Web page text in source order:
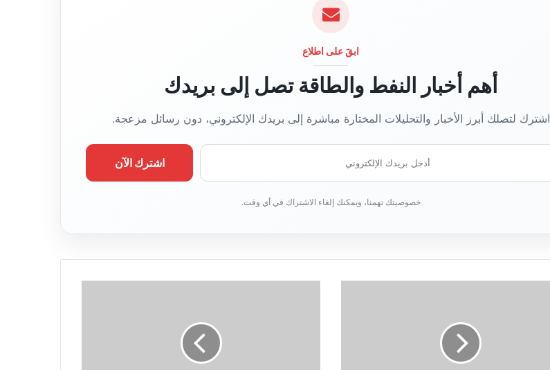
ابقَ على اطلاع
أهم أخبار النفط والطاقة تصل إلى بريدك
اشترك لتصلك أبرز الأخبار والتحليلات المختارة مباشرة إلى بريدك الإلكتروني، دون رسائل مزعجة.